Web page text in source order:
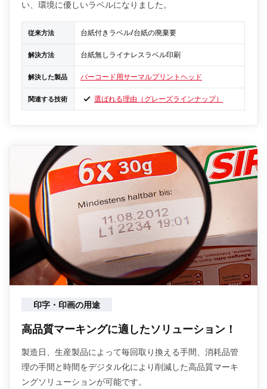
い、環境に優しいラベルになりました。
従来方法 台紙付きラベル/台紙の廃棄要
解決方法 台紙無しライナレスラベル印刷
解決した製品 バーコード用サーマルプリントヘッド
関連する技術 選ばれる理由（グレーズラインナップ）
印字・印画の用途
高品質マーキングに適したソリューション！
製造日、生産製品によって毎回取り換える手間、消耗品管
理の手間と時間をデジタル化により削減した高品質マーキ
ングソリューションが可能です。